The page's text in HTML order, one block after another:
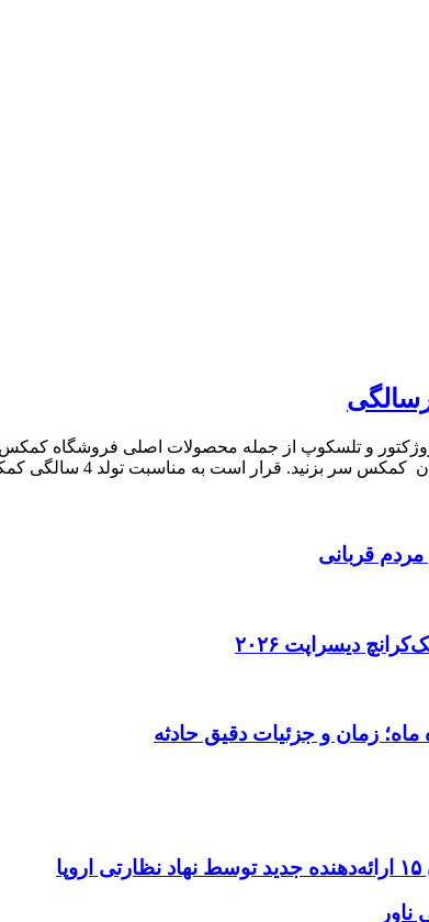
و تلسکوپ از جمله محصولات اصلی فروشگاه
قرار است به مناسبت تولد 4 سالگی کمکس، بسیاری از
قربانی